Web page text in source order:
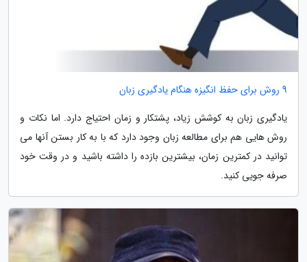
9 روش برای حفظ انگیزه هنگام یادگیری زبان
یادگیری زبان به کوشش زیاد، پشتکار و زمان احتیاج دارد. اما نکات و
روش هایی هم برای مطالعه زبان وجود دارد که با به کار بستن آنها می
توانید در کمترین زمان، بیشترین بازده را داشته باشید و در وقت خود
صرفه جویی کنید.